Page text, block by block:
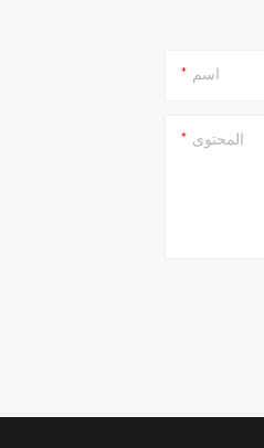
اسم
المحتوى